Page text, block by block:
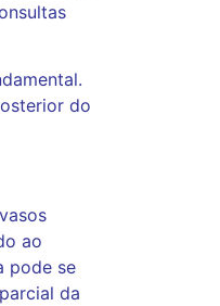
do
ao
pode se
da